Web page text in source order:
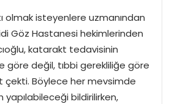
olmak isteyenlere uzmanından
Göz Hastanesi hekimlerinden
katarakt tedavisinin
göre değil, tıbbi gerekliliğe göre
çekti. Böylece her mevsimde
bildirilirken,